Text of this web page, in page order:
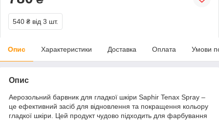
540 ₴ від 3 шт.
Опис Характеристики Доставка Оплата Умови
Опис
Аерозольний барвник для гладкої шкіри Saphir Tenax Spray –
це ефективний засіб для відновлення та покращення кольору
гладкої шкіри. Цей продукт чудово підходить для фарбування